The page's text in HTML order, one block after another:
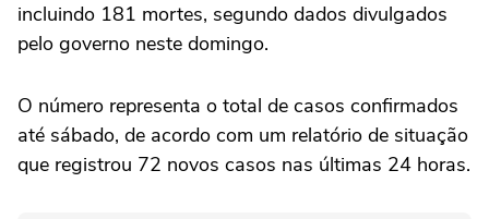
incluindo 181 mortes, segundo ‌dados divulgados
‌pelo ⁠governo ⁠neste ⁠domingo.
O número ‌representa ‌o total de casos ⁠confirmados
até sábado, de ‌acordo com um relatório ⁠de situação
que registrou 72 novos casos nas últimas 24 horas.